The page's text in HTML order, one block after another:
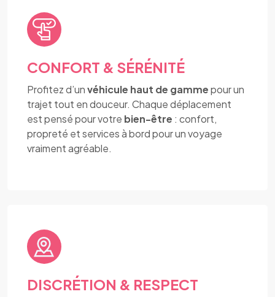
CONFORT & SÉRÉNITÉ
Profitez d’unvéhicule haut de gammepour un
trajet tout en douceur. Chaque déplacement
est pensé pour votre bien-être : confort,
propreté et services à bord pour un voyage
vraiment agréable.
DISCRÉTION & RESPECT